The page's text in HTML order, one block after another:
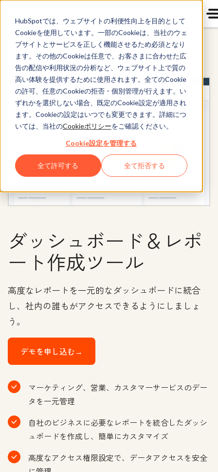
HubSpotでは、ウェブサイトの利便性向上を目的として
Cookieを使用しています。一部のCookieは、当社のウェ
ブサイトとサービスを正しく機能させるため必須となり
ます。その他のCookieは任意で、お客さまに合わせた広
告の配信や利用状況の分析など、ウェブサイト上で質の
高い体験を提供するために使用されます。全てのCookie
の許可、任意のCookieの拒否・個別管理が行えます。い
ずれかを選択しない場合、既定のCookie設定が適用され
ます。Cookieの設定はいつでも変更できます。詳細につ
いては、当社のCookieポリシーをご確認ください。
Cookie設定を管理する
全て許可する 全て拒否する
Enterprise CRM Suite
ダッシュボード＆レポ
ート作成ツール
高度なレポートを一元的なダッシュボードに統合
し、社内の誰もがアクセスできるようにしましょ
う。
デモを申し込む→
マーケティング、営業、カスタマーサービスのデー
タを一元管理
自社のビジネスに必要なレポートを統合したダッシ
ュボードを作成し、簡単にカスタマイズ
高度なアクセス権限設定で、データアクセスを安全